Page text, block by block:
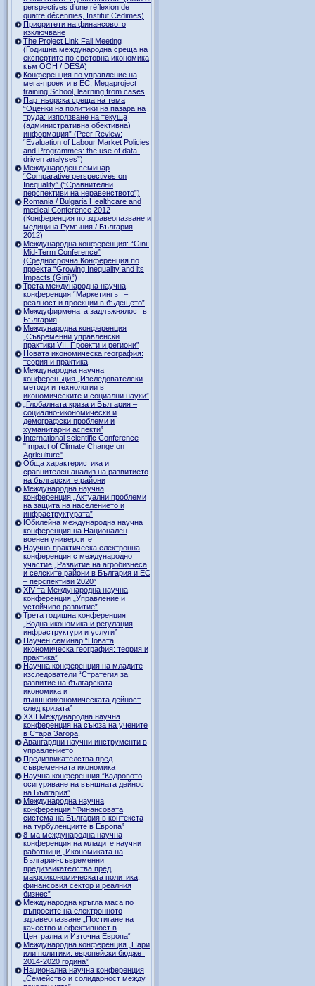
perspectives d’une réflexion de
quatre décennies, Institut Cedimes)
Приоритети на финансовото
изключване
The Project Link Fall Meeting
(Годишна международна среща на
експертите по световна икономика
към ООН / DESA)
Конференция по управление на
мега-проекти в ЕС, Megaproject
training School, learning from cases
Партньорска среща на тема
“Оценки на политики на пазара на
труда: използване на текуща
(административна обективна)
информация” (Peer Review:
“Evaluation of Labour Market Policies
and Programmes: the use of data-
driven analyses”)
Международен семинар
“Comparative perspectives on
Inequality” (“Сравнителни
перспективи на неравенството”)
Romania / Bulgaria Healthcare and
medical Conference 2012
(Конференция по здравеопазване и
медицина Румъния / България
2012)
Международна конференция: “Gini:
Mid-Term Conference”
(Средносрочна Конференция по
проекта “Growing Inequality and its
Impacts (Gini)”)
Трета международна научна
конференция “Маркетингът –
реалност и проекции в бъдещето”
Междуфирмената задлъжнялост в
България
Международна конференция
„Съвременни управленски
практики VII. Проекти и региони”
Новата икономическа география:
теория и практика
Международна научна
конферен¬ция „Изследователски
методи и технологии в
икономическите и социални науки”
„Глобалната криза и България –
социално-икономически и
демографски проблеми и
хуманитарни аспекти”
International scientific Conference
"Impact of Climate Change on
Agriculture"
Обща характеристика и
сравнителен анализ на развитието
на българските райони
Международна научна
конференция „Актуални проблеми
на защита на населението и
инфраструктурата”
Юбилейна международна научна
конференция на Национален
военен университет
Научно-практическа електронна
конференция с международно
участие „Развитие на агробизнеса
и селските райони в България и ЕС
– перспективи 2020”
XIV-та Международна научна
конференция „Управление и
устойчиво развитие”
Трета годишна конференция
„Водна икономика и регулация,
инфраструктури и услуги”
Научен семинар “Новата
икономическа география: теория и
практика”
Научна конференция на младите
изследователи “Стратегия за
развитие на българската
икономика и
външноикономическата дейност
след кризата”
ХХII Международна научна
конференция на съюза на учените
в Стара Загора,
Авангардни научни инструменти в
управлението
Предизвикателства пред
съвременната икономика
Научна конференция ”Кадровото
осигуряване на външната дейност
на България”
Международна научна
конференция “Финансовата
система на България в контекста
на турбуленциите в Европа”
8-ма международна научна
конференция на младите научни
работници „Икономиката на
България-съвременни
предизвикателства пред
макроикономическата политика,
финансовия сектор и реалния
бизнес”
Международна кръгла маса по
въпросите на електронното
здравеопазване „Постигане на
качество и ефективност в
Централна и Източна Европа“
Международна конференция „Пари
или политики: европейски бюджет
2014-2020 година”
Национална научна конференция
„Семейство и солидарност между